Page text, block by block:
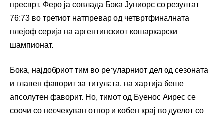
пресврт, Феро ја совлада Бока Јуниорс со резултат
76:73 во третиот натпревар од четвртфиналната
плејоф серија на аргентинскиот кошаркарски
шампионат.
Бока, најдобриот тим во регуларниот дел од сезоната
и главен фаворит за титулата, на хартија беше
апсолутен фаворит. Но, тимот од Буенос Аирес се
соочи со неочекуван отпор и кобен крај во дуелот со